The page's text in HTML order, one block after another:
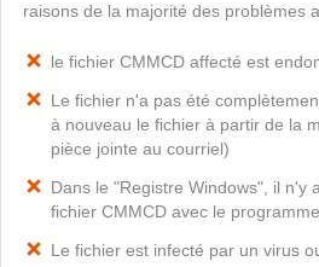
raisons de la majorité des problèmes
le fichier CMMCD affecté est
Le fichier n'a pas été
à nouveau le fichier à partir de la
pièce jointe au courriel)
Dans le "Registre Windows", il n'y
fichier CMMCD avec le
Le fichier est infecté par un virus